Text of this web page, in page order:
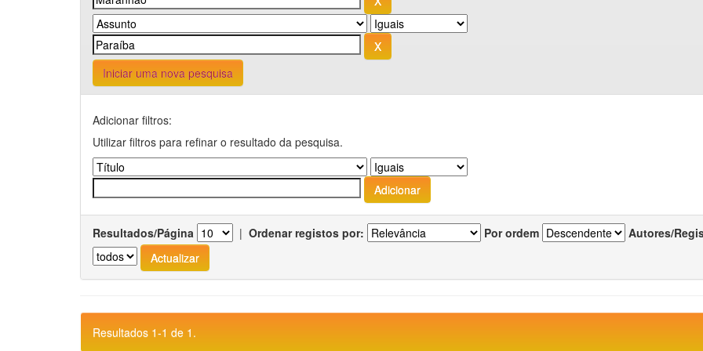
Iniciar uma nova pesquisa
Adicionar filtros:
Utilizar filtros para refinar o resultado da pesquisa.
Resultados/Página | Ordenar registos por: Por ordem Autores/
Resultados 1-1 de 1.